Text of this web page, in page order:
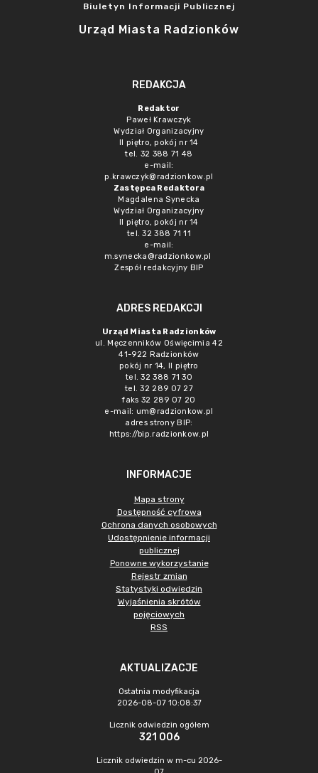
Biuletyn Informacji Publicznej
Urząd Miasta Radzionków
REDAKCJA
Redaktor
Paweł Krawczyk
Wydział Organizacyjny
II piętro, pokój nr 14
tel. 32 388 71 48
e-mail:
p.krawczyk@radzionkow.pl
Zastępca Redaktora
Magdalena Synecka
Wydział Organizacyjny
II piętro, pokój nr 14
tel. 32 388 71 11
e-mail:
m.synecka@radzionkow.pl
Zespół redakcyjny BIP
ADRES REDAKCJI
Urząd Miasta Radzionków
ul. Męczenników Oświęcimia 42
41-922 Radzionków
pokój nr 14, II piętro
tel. 32 388 71 30
tel. 32 289 07 27
faks 32 289 07 20
e-mail: um@radzionkow.pl
adres strony BIP:
https://bip.radzionkow.pl
INFORMACJE
Mapa strony
Dostępność cyfrowa
Ochrona danych osobowych
Udostępnienie informacji
publicznej
Ponowne wykorzystanie
Rejestr zmian
Statystyki odwiedzin
Wyjaśnienia skrótów
pojęciowych
RSS
AKTUALIZACJE
Ostatnia modyfikacja
2026-08-07 10:08:37
Licznik odwiedzin ogółem
321 006
Licznik odwiedzin w m-cu 2026-